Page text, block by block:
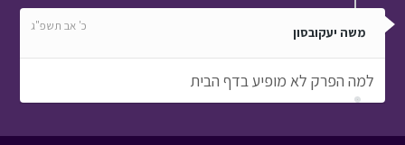
משה יעקובסון כ' אב תשפ"ג
למה הפרק לא מופיע בדף הבית